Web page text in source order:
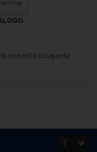
con esta búsqueda